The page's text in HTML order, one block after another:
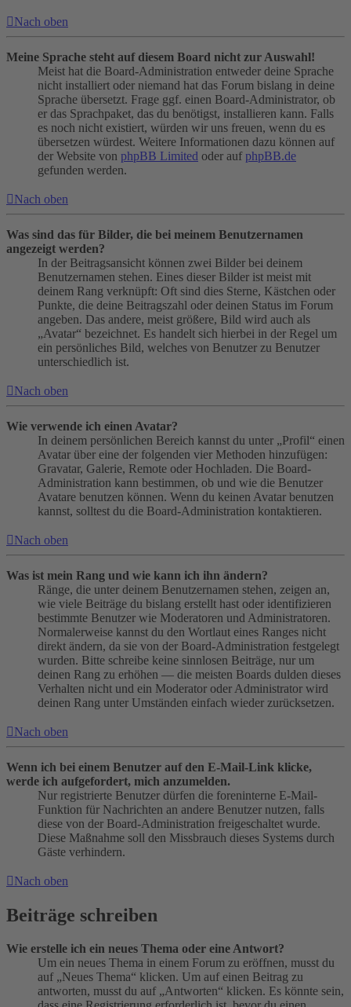
Nach oben
Meine Sprache steht auf diesem Board nicht zur Auswahl!
Meist hat die Board-Administration entweder deine Sprache
nicht installiert oder niemand hat das Forum bislang in deine
Sprache übersetzt. Frage ggf. einen Board-Administrator, ob
er das Sprachpaket, das du benötigst, installieren kann. Falls
es noch nicht existiert, würden wir uns freuen, wenn du es
übersetzen würdest. Weitere Informationen dazu können auf
der Website von phpBB Limited oder auf phpBB.de
gefunden werden.
Nach oben
Was sind das für Bilder, die bei meinem Benutzernamen
angezeigt werden?
In der Beitragsansicht können zwei Bilder bei deinem
Benutzernamen stehen. Eines dieser Bilder ist meist mit
deinem Rang verknüpft: Oft sind dies Sterne, Kästchen oder
Punkte, die deine Beitragszahl oder deinen Status im Forum
angeben. Das andere, meist größere, Bild wird auch als
„Avatar“ bezeichnet. Es handelt sich hierbei in der Regel um
ein persönliches Bild, welches von Benutzer zu Benutzer
unterschiedlich ist.
Nach oben
Wie verwende ich einen Avatar?
In deinem persönlichen Bereich kannst du unter „Profil“ einen
Avatar über eine der folgenden vier Methoden hinzufügen:
Gravatar, Galerie, Remote oder Hochladen. Die Board-
Administration kann bestimmen, ob und wie die Benutzer
Avatare benutzen können. Wenn du keinen Avatar benutzen
kannst, solltest du die Board-Administration kontaktieren.
Nach oben
Was ist mein Rang und wie kann ich ihn ändern?
Ränge, die unter deinem Benutzernamen stehen, zeigen an,
wie viele Beiträge du bislang erstellt hast oder identifizieren
bestimmte Benutzer wie Moderatoren und Administratoren.
Normalerweise kannst du den Wortlaut eines Ranges nicht
direkt ändern, da sie von der Board-Administration festgelegt
wurden. Bitte schreibe keine sinnlosen Beiträge, nur um
deinen Rang zu erhöhen — die meisten Boards dulden dieses
Verhalten nicht und ein Moderator oder Administrator wird
deinen Rang unter Umständen einfach wieder zurücksetzen.
Nach oben
Wenn ich bei einem Benutzer auf den E-Mail-Link klicke,
werde ich aufgefordert, mich anzumelden.
Nur registrierte Benutzer dürfen die foreninterne E-Mail-
Funktion für Nachrichten an andere Benutzer nutzen, falls
diese von der Board-Administration freigeschaltet wurde.
Diese Maßnahme soll den Missbrauch dieses Systems durch
Gäste verhindern.
Nach oben
Beiträge schreiben
Wie erstelle ich ein neues Thema oder eine Antwort?
Um ein neues Thema in einem Forum zu eröffnen, musst du
auf „Neues Thema“ klicken. Um auf einen Beitrag zu
antworten, musst du auf „Antworten“ klicken. Es könnte sein,